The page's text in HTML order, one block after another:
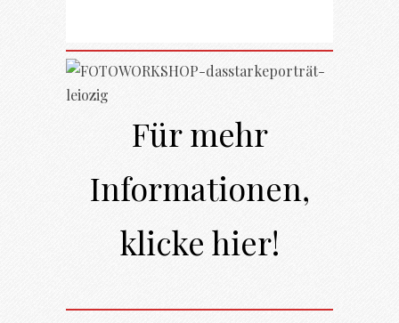
Für mehr
Informationen,
klicke hier!